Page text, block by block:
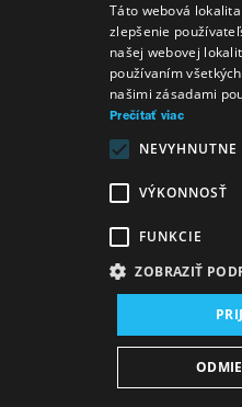
Predstavenia
Mapa stránok VOP
Osobné
Táto webová
zlepšenie
našej webovej
používaním
našimi zásadami
Prečítať viac
NEVYHNUTNE
VÝKONNOSŤ
FUNKCIE
ZOBRAZIŤ